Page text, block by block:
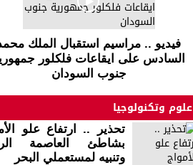
فيديو .. مراسيم استقبال الملك
السادس على ايقاعات فلكلور
جنوب السودان
علوم وتكنولوجيا
تحذير .. ارتفاع علو
بشاطئ العاصمة
وتنبيه لمستعملي البحر